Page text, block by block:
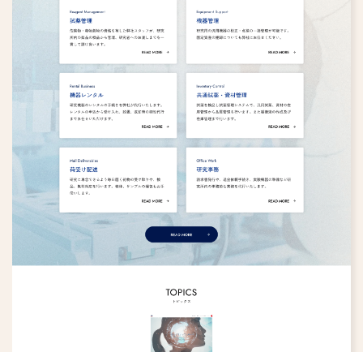
協会・団体 フィットネスジム
ウェディング